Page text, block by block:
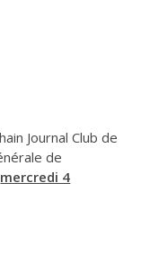
Journal Club de
de
mercredi 4